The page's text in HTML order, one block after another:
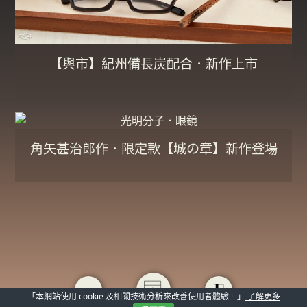
【與市】紀州備長炭配合．新作上市
角矢甚治郎作．限定款【城の章】新作登場
「本網站使用 cookie 及相關技術分析來改善使用者體驗。」
了解更多